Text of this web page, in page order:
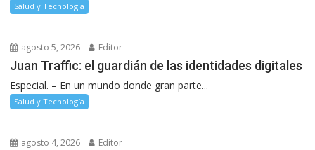
Salud y Tecnología
agosto 5, 2026 Editor
Juan Traffic: el guardián de las identidades digitales
Especial. – En un mundo donde gran parte...
Salud y Tecnología
agosto 4, 2026 Editor